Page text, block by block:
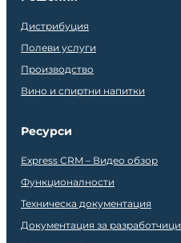
Дистрибуция
Полеви услуги
Производство
Вино и спиртни напитки
Ресурси
Express CRM – Видео обзор
Функционалности
Техническа документация
Документация за разработчици